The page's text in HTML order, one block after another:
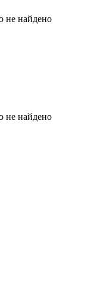
не найдено
не найдено